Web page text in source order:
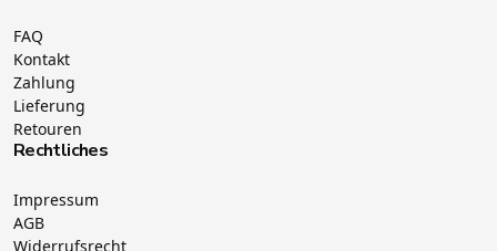
FAQ
Kontakt
Zahlung
Lieferung
Retouren
Rechtliches
Impressum
AGB
Widerrufsrecht